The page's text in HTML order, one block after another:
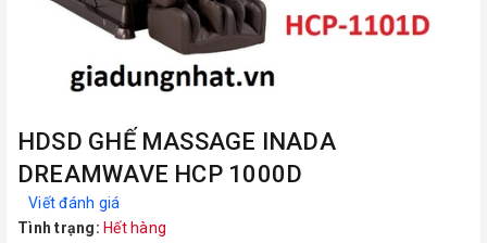
HDSD GHẾ MASSAGE INADA
DREAMWAVE HCP 1000D
Viết đánh giá
Tình trạng: Hết hàng